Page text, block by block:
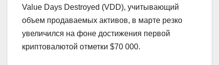
Value Days Destroyed (VDD), учитывающий
объем продаваемых активов, в марте резко
увеличился на фоне достижения первой
криптовалютой отметки $70 000.